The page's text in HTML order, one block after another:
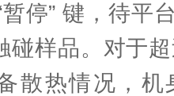
停” 键，待平
碰样品。对于
散热情况，机